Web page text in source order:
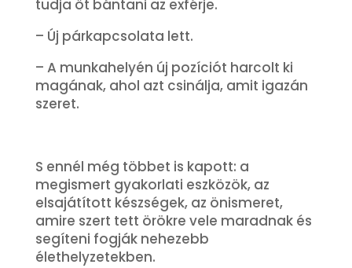
tudja őt bántani az exférje.
– Új párkapcsolata lett.
– A munkahelyén új pozíciót harcolt ki
magának, ahol azt csinálja, amit igazán
szeret.
S ennél még többet is kapott: a
megismert gyakorlati eszközök, az
elsajátított készségek, az önismeret,
amire szert tett örökre vele maradnak és
segíteni fogják nehezebb
élethelyzetekben.